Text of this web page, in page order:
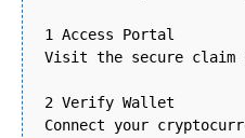
1 Access Portal
Visit the secure claim
2 Verify Wallet
Connect your